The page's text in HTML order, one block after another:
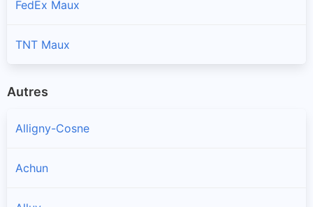
FedEx Maux
TNT Maux
Autres
Alligny-Cosne
Achun